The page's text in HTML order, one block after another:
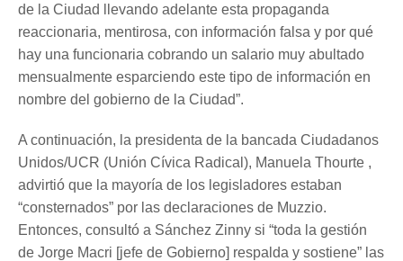
de la Ciudad llevando adelante esta propaganda
reaccionaria, mentirosa, con información falsa y por qué
hay una funcionaria cobrando un salario muy abultado
mensualmente esparciendo este tipo de información en
nombre del gobierno de la Ciudad”.
A continuación, la presidenta de la bancada Ciudadanos
Unidos/UCR (Unión Cívica Radical), Manuela Thourte ,
advirtió que la mayoría de los legisladores estaban
“consternados” por las declaraciones de Muzzio.
Entonces, consultó a Sánchez Zinny si “toda la gestión
de Jorge Macri [jefe de Gobierno] respalda y sostiene” las